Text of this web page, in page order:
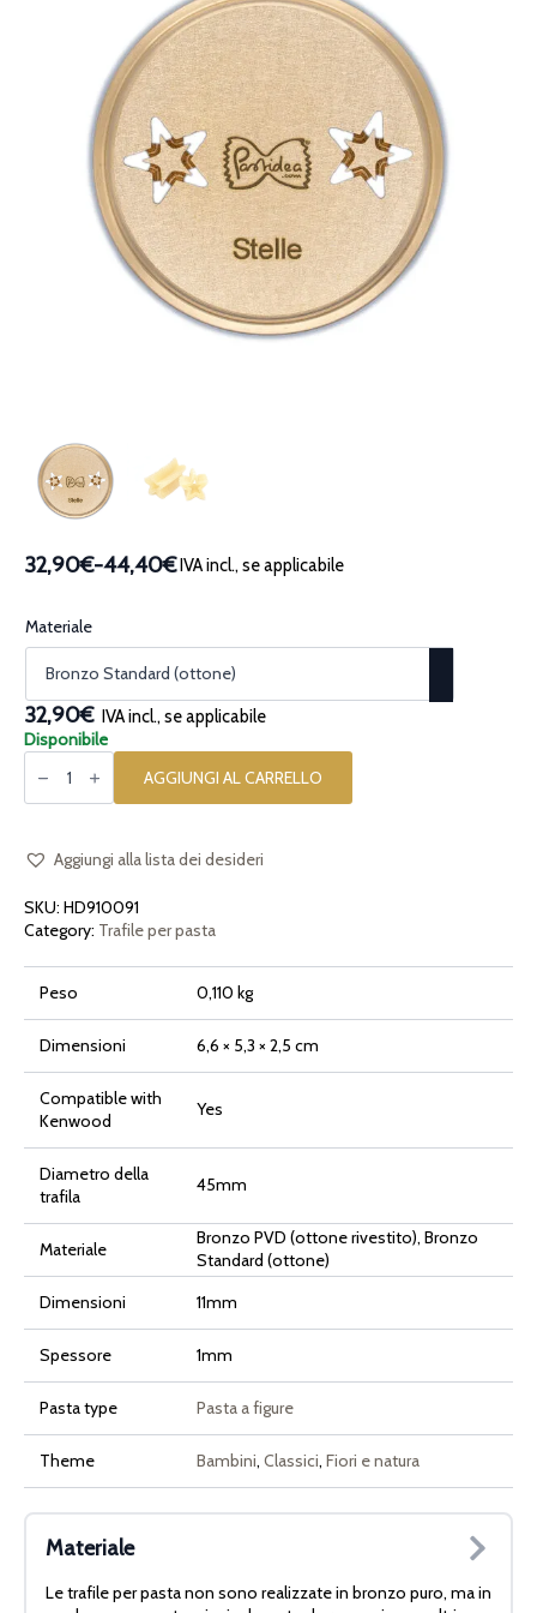
32,90€-44,40€
Fascia
prezzo:
da
32,90€
a
44,40€
IVA incl., se applicabile
Materiale
32,90€ IVA incl., se applicabile
Disponibile
Trafila
per
in
quantità
AGGIUNGI AL CARRELLO
Aggiungi alla lista dei desideri
SKU: HD910091
Category: Trafile per pasta
Peso 0,110 kg
Dimensioni 6,6 × 5,3 × 2,5 cm
Compatible with
Kenwood
Yes
Diametro della
trafila
45mm
Materiale
Bronzo PVD (ottone rivestito), Bronzo
Standard (ottone)
Dimensioni
11mm
Spessore 1mm
Pasta type Pasta a figure
Theme Bambini, Classici, Fiori e natura
Materiale
Le trafile per pasta non sono realizzate in bronzo puro, ma in